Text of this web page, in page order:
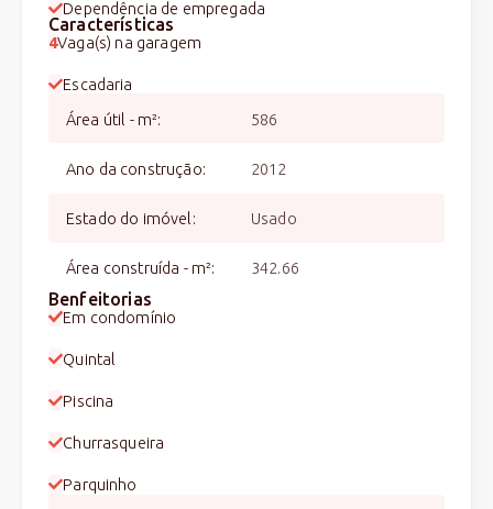
Dependência de empregada
Características
4Vaga(s) na garagem
Escadaria
Área útil - m²: 586
Ano da construção: 2012
Estado do imóvel: Usado
Área construída - m²: 342.66
Benfeitorias
Em condomínio
Quintal
Piscina
Churrasqueira
Parquinho